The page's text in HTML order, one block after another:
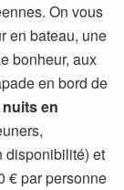
On vous
en bateau, une
bonheur, aux
en bord de
nuits en
disponibilité) et
€ par personne